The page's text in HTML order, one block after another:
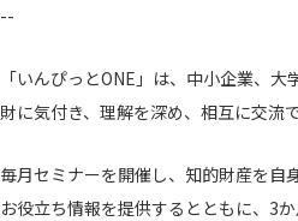
--
「いんぴっとONE」は、中小企業、
財に気付き、理解を深め、相互に交流
毎月セミナーを開催し、知的財産を自
お役立ち情報を提供するとともに、3